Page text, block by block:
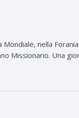
nella
Missionario. Una